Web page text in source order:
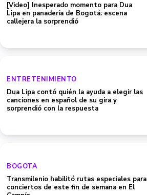
[Video] Inesperado momento para Dua
Lipa en panadería de Bogotá: escena
callejera la sorprendió
ENTRETENIMIENTO
Dua Lipa contó quién la ayuda a elegir las
canciones en español de su gira y
sorprendió con la respuesta
BOGOTA
Transmilenio habilitó rutas especiales para
conciertos de este fin de semana en El